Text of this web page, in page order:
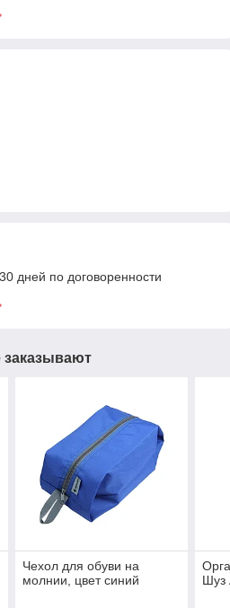
дней по договоренности
заказывают
Чехол для обуви на
молнии, цвет синий
Шуз